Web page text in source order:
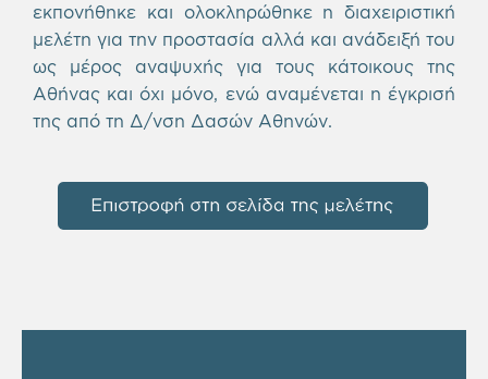
εκπονήθηκε και ολοκληρώθηκε η διαχειριστική
μελέτη για την προστασία αλλά και ανάδειξή του
ως μέρος αναψυχής για τους κάτοικους της
Αθήνας και όχι μόνο, ενώ αναμένεται η έγκρισή
της από τη Δ/νση Δασών Αθηνών.